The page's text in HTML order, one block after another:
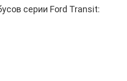
серии Ford Transit: